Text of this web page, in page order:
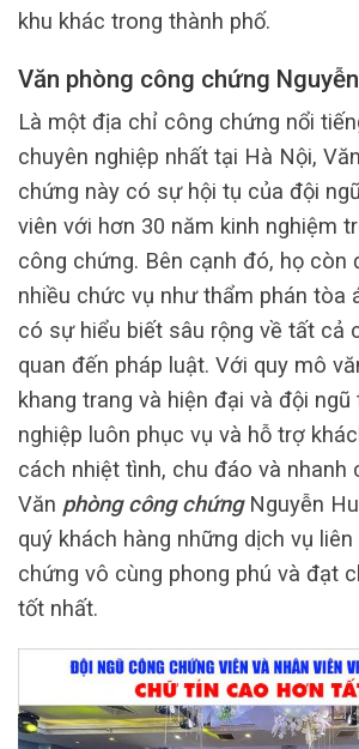
khu khác trong thành phố.
Văn phòng công chứng
Là một địa chỉ công chứng nổi
chuyên nghiệp nhất tại Hà Nội,
chứng này có sự hội tụ của đội
viên với hơn 30 năm kinh nghiệm
công chứng. Bên cạnh đó, họ còn
nhiều chức vụ như thẩm phán tòa
có sự hiểu biết sâu rộng về tất cả
quan đến pháp luật. Với quy mô
khang trang và hiện đại và đội
nghiệp luôn phục vụ và hỗ trợ
cách nhiệt tình, chu đáo và nhanh
Văn phòng công chứng Nguyễn
quý khách hàng những dịch vụ
chứng vô cùng phong phú và đạt
tốt nhất.